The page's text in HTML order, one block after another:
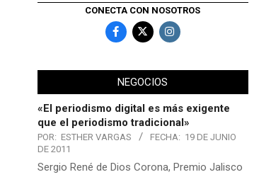
CONECTA CON NOSOTROS
NEGOCIOS
«El periodismo digital es más exigente
que el periodismo tradicional»
POR: ESTHER VARGAS FECHA: 19 DE JUNIO
DE 2011
Sergio René de Dios Corona, Premio Jalisco